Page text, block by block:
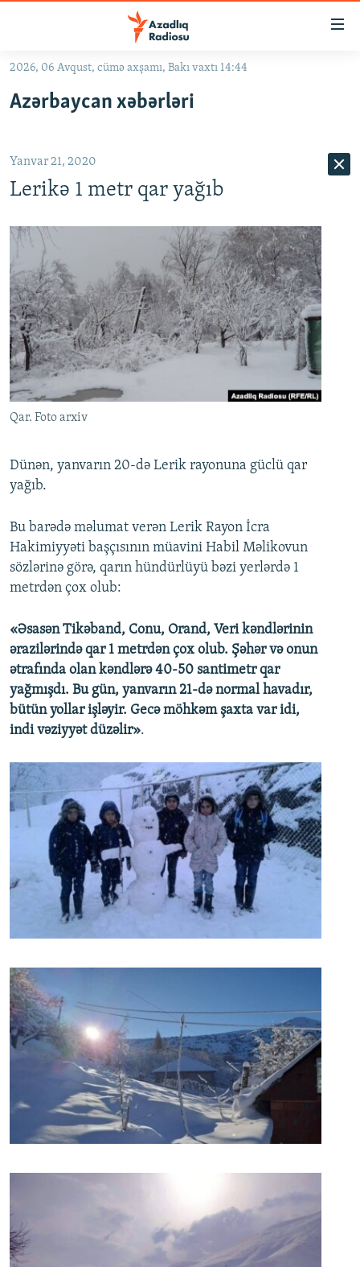
Əsas
qayıt
qayıt
Axtarışa
QANUNI DOĞRU
ARAŞDIRMA
MULTIMEDIA
VIDEO
FOTOQALEREYA
İNFOQRAFIKA
KARIKATURA
RADIO ARXIV
OXU ZALI
AZƏRBAYCAN ƏDƏBIYYATI KITABXANASI
İSLAM VƏ DEMOKRATIYA
HAQQIMIZDA
MISSIYAMIZ
PEŞƏ ETIKASI VƏ JURNALISTIKA STANDARTLARIMIZ
AZADLIQRADIOSU MOBIL TELEFONUNUZDA
BIZIMLƏ ƏLAQƏ
XƏBƏR BÜLLETENLƏRIMIZ
BIZI IZLƏ
RFE/RL-in bütün saytları
2026, 06 Avqust, cümə axşamı, Bakı vaxtı 14:44
Azərbaycan xəbərləri
Yanvar 21, 2020
Lerikə 1 metr qar yağıb
Qar. Foto arxiv
Dünən, yanvarın 20-də Lerik rayonuna güclü qar
yağıb.
Bu barədə məlumat verən Lerik Rayon İcra
Hakimiyyəti başçısının müavini Habil Məlikovun
sözlərinə görə, qarın hündürlüyü bəzi yerlərdə 1
metrdən çox olub:
«Əsasən Tikəband, Conu, Orand, Veri kəndlərinin
ərazilərində qar 1 metrdən çox olub. Şəhər və onun
ətrafında olan kəndlərə 40-50 santimetr qar
yağmışdı. Bu gün, yanvarın 21-də normal havadır,
bütün yollar işləyir. Gecə möhkəm şaxta var idi,
indi vəziyyət düzəlir».